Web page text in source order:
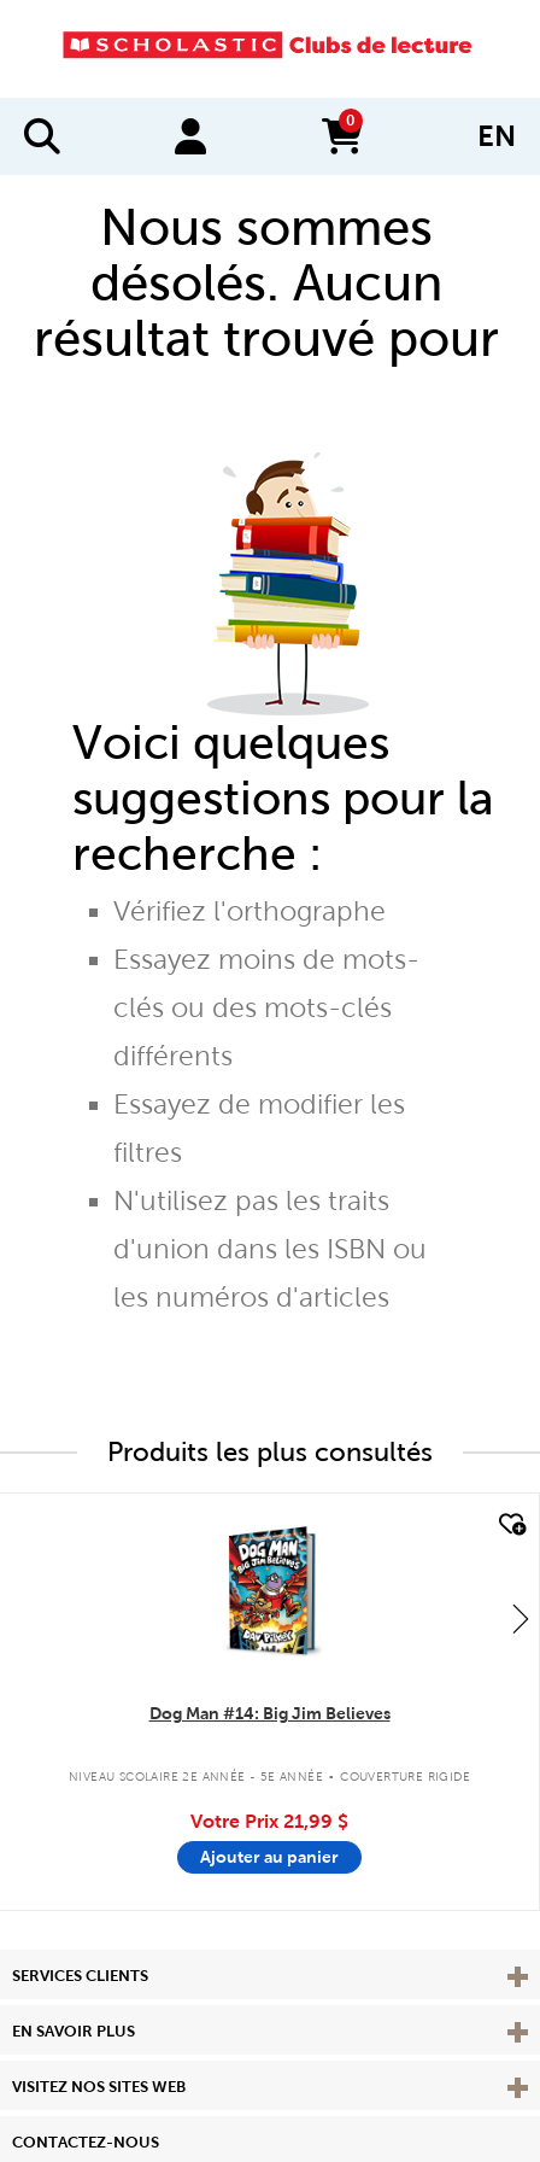
0
items in cart EN
Nous sommes
désolés. Aucun
résultat trouvé pour
Voici quelques
suggestions pour la
recherche :
Vérifiez l'orthographe
Essayez moins de mots-
clés ou des mots-clés
différents
Essayez de modifier les
filtres
N'utilisez pas les traits
d'union dans les ISBN ou
les numéros d'articles
Produits les plus consultés
Dog Man #14: Big Jim Believes
NIVEAU SCOLAIRE 2E ANNÉE - 5E ANNÉE . COUVERTURE RIGIDE
Votre Prix 21,99 $
Ajouter au panier
SERVICES CLIENTS
EN SAVOIR PLUS View
VISITEZ NOS SITES WEB
CONTACTEZ-NOUS